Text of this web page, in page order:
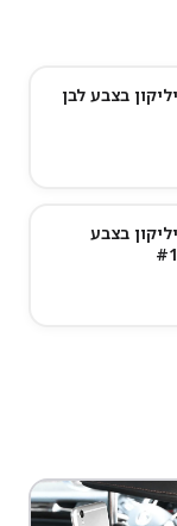
בצבע לבן
בצבע